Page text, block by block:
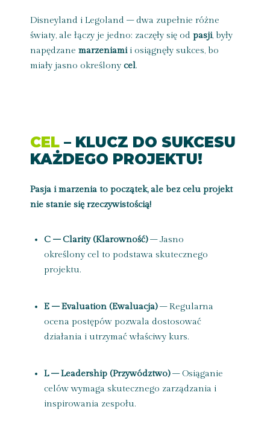
Disneyland i Legoland – dwa zupełnie różne
światy, ale łączy je jedno: zaczęły się od pasji, były
napędzane marzeniamii osiągnęły sukces, bo
miały jasno określony cel.
CEL – KLUCZ DO SUKCESU
KAŻDEGO PROJEKTU!
Pasja i marzenia to początek, ale bez celu projekt
nie stanie się rzeczywistością!
C – Clarity (Klarowność)– Jasno
określony cel to podstawa skutecznego
projektu.
E – Evaluation (Ewaluacja)– Regularna
ocena postępów pozwala dostosować
działania i utrzymać właściwy kurs.
L – Leadership (Przywództwo)– Osiąganie
celów wymaga skutecznego zarządzania i
inspirowania zespołu.